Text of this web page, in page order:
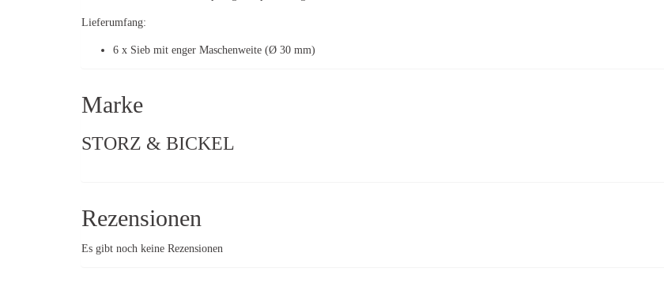
Lieferumfang:
6 x Sieb mit enger Maschenweite (Ø 30 mm)
Marke
STORZ & BICKEL
Rezensionen
Es gibt noch keine Rezensionen